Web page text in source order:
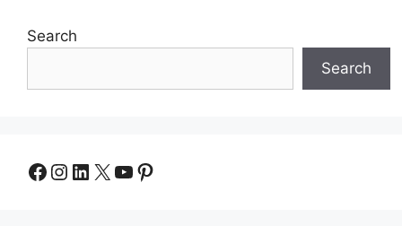
Search
Search
Facebook
Instagram
LinkedIn
X YouTube
Pinterest